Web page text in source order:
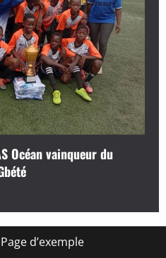
Océan vainqueur du
Page d’exemple